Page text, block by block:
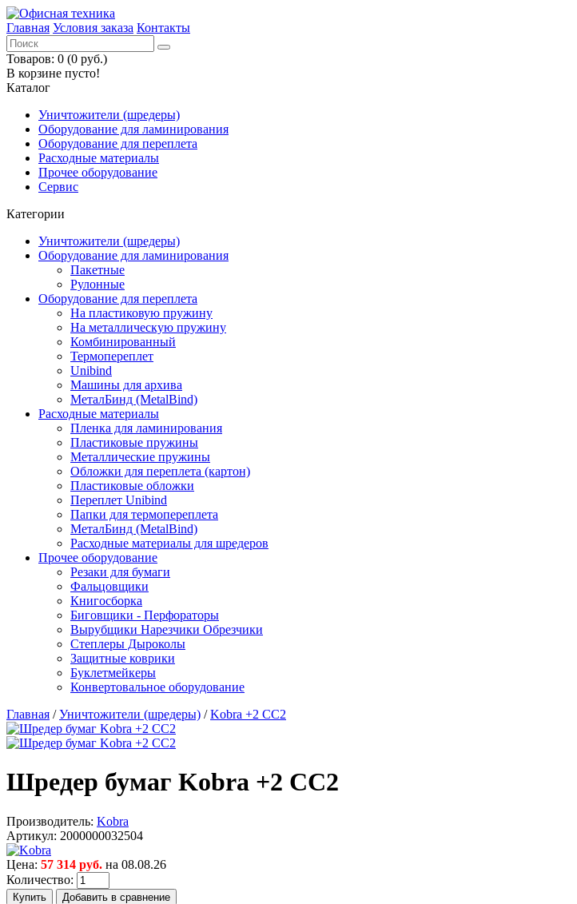
Главная Условия заказа Контакты
Товаров: 0 (0 руб.)
В корзине пусто!
Каталог
Уничтожители (шредеры)
Оборудование для ламинирования
Оборудование для переплета
Расходные материалы
Прочее оборудование
Сервис
Категории
Уничтожители (шредеры)
Оборудование для ламинирования
Пакетные
Рулонные
Оборудование для переплета
На пластиковую пружину
На металлическую пружину
Комбинированный
Термопереплет
Unibind
Машины для архива
МеталБинд (MetalBind)
Расходные материалы
Пленка для ламинирования
Пластиковые пружины
Металлические пружины
Обложки для переплета (картон)
Пластиковые обложки
Переплет Unibind
Папки для термопереплета
МеталБинд (MetalBind)
Расходные материалы для шредеров
Прочее оборудование
Резаки для бумаги
Фальцовщики
Книгосборка
Биговщики - Перфораторы
Вырубщики Нарезчики Обрезчики
Степлеры Дыроколы
Защитные коврики
Буклетмейкеры
Конвертовальное оборудование
Главная / Уничтожители (шредеры) / Kobra +2 СС2
Шредер бумаг Kobra +2 СС2
Производитель: Kobra
Артикул: 2000000032504
Цена: 57 314 руб. на 08.08.26
Количество: